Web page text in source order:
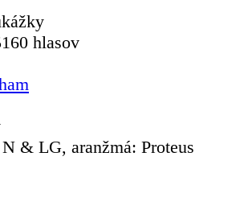
hlasov
& LG, aranžmá: Proteus